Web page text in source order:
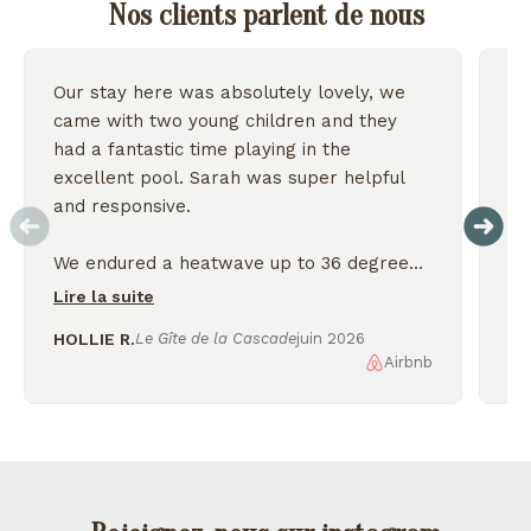
Nos clients parlent de nous
Our stay here was absolutely lovely, we
came with two young children and they
had a fantastic time playing in the
excellent pool. Sarah was super helpful
and responsive.
We endured a heatwave up to 36 degrees
but the house stayed nice and cool and we
We enjoyed exploring the nearby lakes
Lire la suite
HOLLIE R.Le Gîte de la Cascadejuin 2026
Airbnb